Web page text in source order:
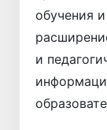
обучения
и